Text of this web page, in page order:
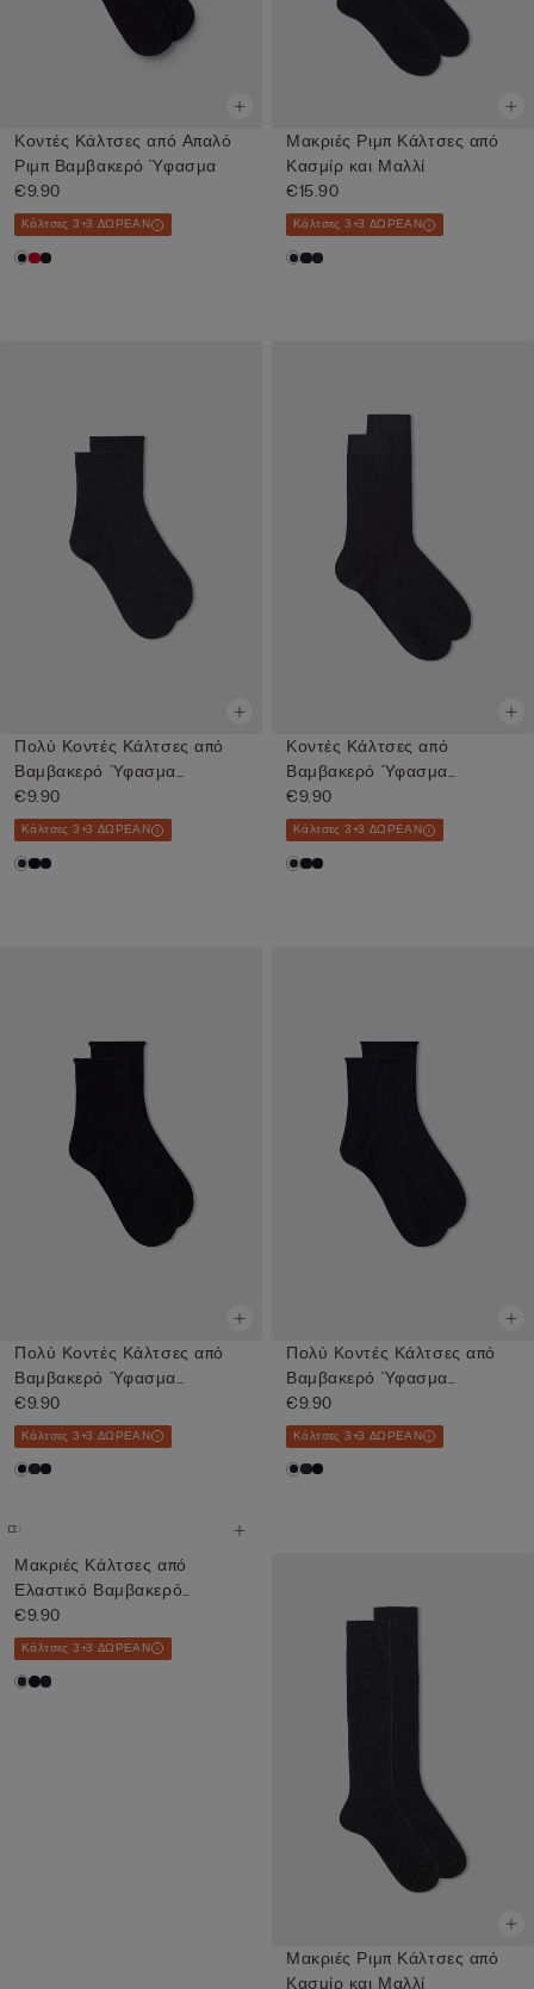
Κοντές Κάλτσες από Απαλό
Ριμπ Βαμβακερό Ύφασμα
€9.90
Κάλτσες 3+3 ΔΩΡΕΑΝ
Μακριές Ριμπ Κάλτσες από
Κασμίρ και Μαλλί
€15.90
Κάλτσες 3+3 ΔΩΡΕΑΝ
Πολύ Κοντές Κάλτσες από
Βαμβακερό Ύφασμα
Superior
€9.90
Κάλτσες 3+3 ΔΩΡΕΑΝ
Κοντές Κάλτσες από
Βαμβακερό Ύφασμα
Superior
€9.90
Κάλτσες 3+3 ΔΩΡΕΑΝ
Πολύ Κοντές Κάλτσες από
Βαμβακερό Ύφασμα
Superior
€9.90
Κάλτσες 3+3 ΔΩΡΕΑΝ
Πολύ Κοντές Κάλτσες από
Βαμβακερό Ύφασμα
Superior
€9.90
Κάλτσες 3+3 ΔΩΡΕΑΝ
Μακριές Κάλτσες από
Ελαστικό Βαμβακερό
Ύφασμα Supe...
€9.90
Κάλτσες 3+3 ΔΩΡΕΑΝ
Μακριές Ριμπ Κάλτσες από
Κασμίρ και Μαλλί